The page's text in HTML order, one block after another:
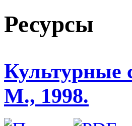
Ресурсы
Культурные
М., 1998.